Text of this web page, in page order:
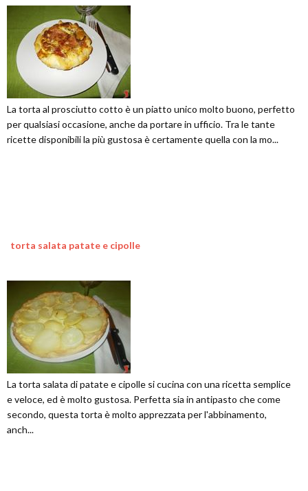
La torta al prosciutto cotto è un piatto unico molto buono, perfetto
per qualsiasi occasione, anche da portare in ufficio. Tra le tante
ricette disponibili la più gustosa è certamente quella con la mo...
torta salata patate e cipolle
La torta salata di patate e cipolle si cucina con una ricetta semplice
e veloce, ed è molto gustosa. Perfetta sia in antipasto che come
secondo, questa torta è molto apprezzata per l'abbinamento,
anch...